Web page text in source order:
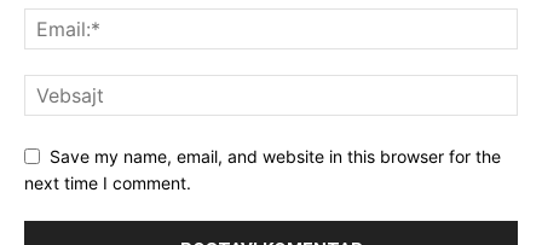
Save my name, email, and website in this browser for the
next time I comment.